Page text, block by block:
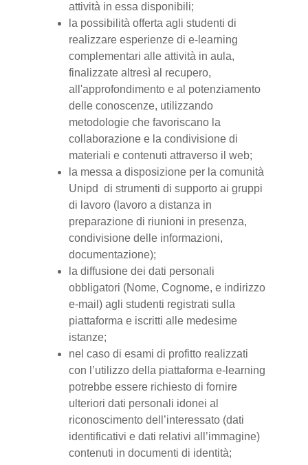
attività in essa disponibili;
la possibilità offerta agli studenti di
realizzare esperienze di e-learning
complementari alle attività in aula,
finalizzate altresì al recupero,
all'approfondimento e al potenziamento
delle conoscenze, utilizzando
metodologie che favoriscano la
collaborazione e la condivisione di
materiali e contenuti attraverso il web;
la messa a disposizione per la comunità
Unipd di strumenti di supporto ai gruppi
di lavoro (lavoro a distanza in
preparazione di riunioni in presenza,
condivisione delle informazioni,
documentazione);
la diffusione dei dati personali
obbligatori (Nome, Cognome, e indirizzo
e-mail) agli studenti registrati sulla
piattaforma e iscritti alle medesime
istanze;
nel caso di esami di profitto realizzati
con l’utilizzo della piattaforma e-learning
potrebbe essere richiesto di fornire
ulteriori dati personali idonei al
riconoscimento dell’interessato (dati
identificativi e dati relativi all’immagine)
contenuti in documenti di identità;